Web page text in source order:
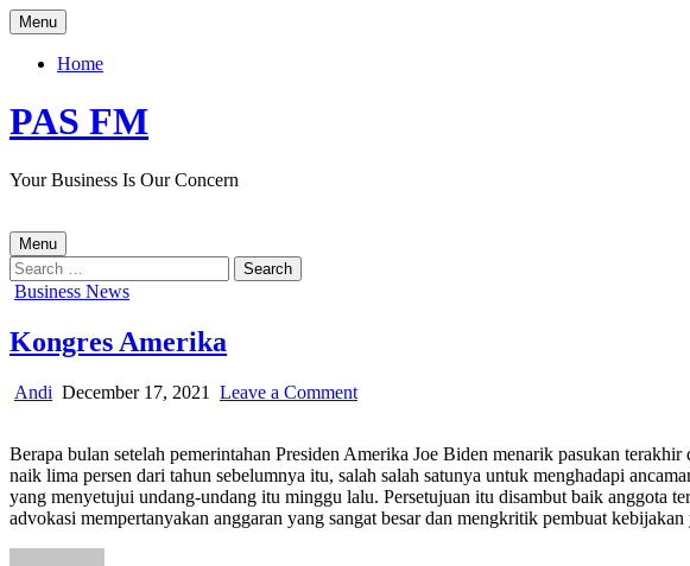
Skip
to
content
Menu
Home
PAS FM
Your Business Is Our Concern
Menu
Search
for:
Posted
Business News
Kongres Amerika
Author:
Andi Published
December 17, 2021 Leave a Commenton
Berapa bulan setelah pemerintahan Presiden Amerika Joe Biden menarik pasukan
naik lima persen dari tahun sebelumnya itu, salah salah satunya untuk menghadapi
yang menyetujui undang-undang itu minggu lalu. Persetujuan itu disambut baik anggota
advokasi mempertanyakan anggaran yang sangat besar dan mengkritik pembuat